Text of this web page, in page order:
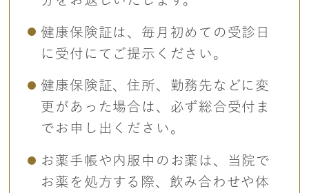
健康保険証は、毎月初めての受診日
に受付にてご提示ください。
健康保険証、住所、勤務先などに変
更があった場合は、必ず総合受付ま
でお申し出ください。
お薬手帳や内服中のお薬は、当院で
お薬を処方する際、飲み合わせや体